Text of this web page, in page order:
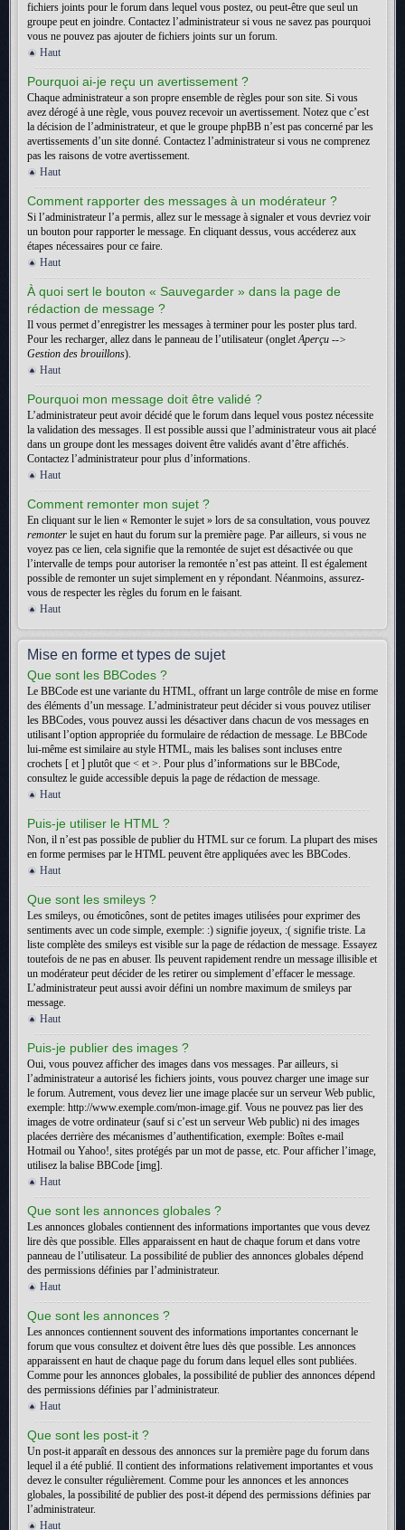
fichiers joints pour le forum dans lequel vous postez, ou peut-être que seul un
groupe peut en joindre. Contactez l’administrateur si vous ne savez pas pourquoi
vous ne pouvez pas ajouter de fichiers joints sur un forum.
Haut
Pourquoi ai-je reçu un avertissement ?
Chaque administrateur a son propre ensemble de règles pour son site. Si vous
avez dérogé à une règle, vous pouvez recevoir un avertissement. Notez que c’est
la décision de l’administrateur, et que le groupe phpBB n’est pas concerné par les
avertissements d’un site donné. Contactez l’administrateur si vous ne comprenez
pas les raisons de votre avertissement.
Haut
Comment rapporter des messages à un modérateur ?
Si l’administrateur l’a permis, allez sur le message à signaler et vous devriez voir
un bouton pour rapporter le message. En cliquant dessus, vous accéderez aux
étapes nécessaires pour ce faire.
Haut
À quoi sert le bouton « Sauvegarder » dans la page de
rédaction de message ?
Il vous permet d’enregistrer les messages à terminer pour les poster plus tard.
Pour les recharger, allez dans le panneau de l’utilisateur (ongletAperçu -->
Gestion des brouillons).
Haut
Pourquoi mon message doit être validé ?
L’administrateur peut avoir décidé que le forum dans lequel vous postez nécessite
la validation des messages. Il est possible aussi que l’administrateur vous ait placé
dans un groupe dont les messages doivent être validés avant d’être affichés.
Contactez l’administrateur pour plus d’informations.
Haut
Comment remonter mon sujet ?
En cliquant sur le lien « Remonter le sujet » lors de sa consultation, vous pouvez
remonter le sujet en haut du forum sur la première page. Par ailleurs, si vous ne
voyez pas ce lien, cela signifie que la remontée de sujet est désactivée ou que
l’intervalle de temps pour autoriser la remontée n’est pas atteint. Il est également
possible de remonter un sujet simplement en y répondant. Néanmoins, assurez-
vous de respecter les règles du forum en le faisant.
Haut
Mise en forme et types de sujet
Que sont les BBCodes ?
Le BBCode est une variante du HTML, offrant un large contrôle de mise en forme
des éléments d’un message. L’administrateur peut décider si vous pouvez utiliser
les BBCodes, vous pouvez aussi les désactiver dans chacun de vos messages en
utilisant l’option appropriée du formulaire de rédaction de message. Le BBCode
lui-même est similaire au style HTML, mais les balises sont incluses entre
crochets [ et ] plutôt que < et >. Pour plus d’informations sur le BBCode,
consultez le guide accessible depuis la page de rédaction de message.
Haut
Puis-je utiliser le HTML ?
Non, il n’est pas possible de publier du HTML sur ce forum. La plupart des mises
en forme permises par le HTML peuvent être appliquées avec les BBCodes.
Haut
Que sont les smileys ?
Les smileys, ou émoticônes, sont de petites images utilisées pour exprimer des
sentiments avec un code simple, exemple: :) signifie joyeux, :( signifie triste. La
liste complète des smileys est visible sur la page de rédaction de message. Essayez
toutefois de ne pas en abuser. Ils peuvent rapidement rendre un message illisible et
un modérateur peut décider de les retirer ou simplement d’effacer le message.
L’administrateur peut aussi avoir défini un nombre maximum de smileys par
message.
Haut
Puis-je publier des images ?
Oui, vous pouvez afficher des images dans vos messages. Par ailleurs, si
l’administrateur a autorisé les fichiers joints, vous pouvez charger une image sur
le forum. Autrement, vous devez lier une image placée sur un serveur Web public,
exemple: http://www.exemple.com/mon-image.gif. Vous ne pouvez pas lier des
images de votre ordinateur (sauf si c’est un serveur Web public) ni des images
placées derrière des mécanismes d’authentification, exemple: Boîtes e-mail
Hotmail ou Yahoo!, sites protégés par un mot de passe, etc. Pour afficher l’image,
utilisez la balise BBCode [img].
Haut
Que sont les annonces globales ?
Les annonces globales contiennent des informations importantes que vous devez
lire dès que possible. Elles apparaissent en haut de chaque forum et dans votre
panneau de l’utilisateur. La possibilité de publier des annonces globales dépend
des permissions définies par l’administrateur.
Haut
Que sont les annonces ?
Les annonces contiennent souvent des informations importantes concernant le
forum que vous consultez et doivent être lues dès que possible. Les annonces
apparaissent en haut de chaque page du forum dans lequel elles sont publiées.
Comme pour les annonces globales, la possibilité de publier des annonces dépend
des permissions définies par l’administrateur.
Haut
Que sont les post-it ?
Un post-it apparaît en dessous des annonces sur la première page du forum dans
lequel il a été publié. Il contient des informations relativement importantes et vous
devez le consulter régulièrement. Comme pour les annonces et les annonces
globales, la possibilité de publier des post-it dépend des permissions définies par
l’administrateur.
Haut